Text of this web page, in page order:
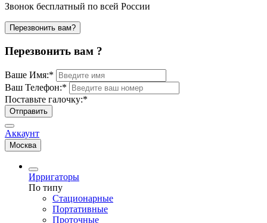
Звонок бесплатный по всей России
Перезвонить вам?
Перезвонить вам ?
Ваше Имя:*
Ваш Телефон:*
Поставьте галочку:*
Отправить
Аккаунт
Москва
Ирригаторы
По типу
Стационарные
Портативные
Проточные